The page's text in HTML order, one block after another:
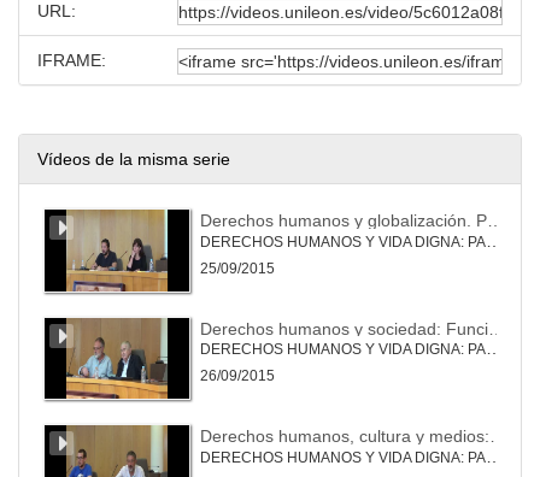
URL:
IFRAME:
Vídeos de la misma serie
25/09/2015
DERECHOS HUMANOS Y VIDA DIGNA: PAN, CULTURA Y DIGNIDAD
26/09/2015